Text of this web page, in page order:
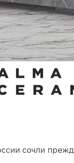
сочли